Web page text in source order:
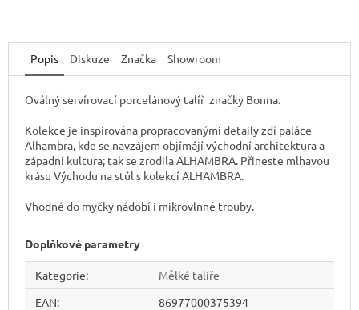
Popis Diskuze Značka Showroom
Oválný servírovací porcelánový talíř značky Bonna.
Kolekce je inspirována propracovanými detaily zdí paláce
Alhambra, kde se navzájem objímájí východní architektura a
západní kultura; tak se zrodila ALHAMBRA. Přineste mlhavou
krásu Východu na stůl s kolekcí ALHAMBRA.
Vhodné do myčky nádobí i mikrovlnné trouby.
Doplňkové parametry
Kategorie:
Mělké talíře
EAN:
86977000375394